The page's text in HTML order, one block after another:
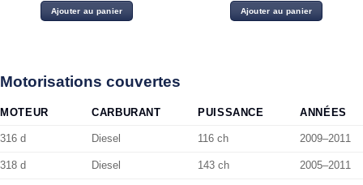
initial
était :
actuel
est :
Ajouter au panier Ajouter au panier
Motorisations couvertes
MOTEUR CARBURANT PUISSANCE ANNÉES
316 d Diesel 116 ch 2009–2011
318 d Diesel 143 ch 2005–2011